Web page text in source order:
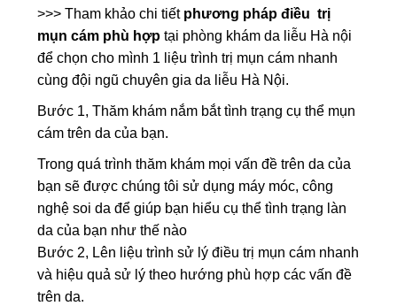
>>> Tham khảo chi tiết phương pháp điều trị
mụn cám phù hợp tại phòng khám da liễu Hà nội
để chọn cho mình 1 liệu trình trị mụn cám nhanh
cùng đội ngũ chuyên gia da liễu Hà Nội.
Bước 1, Thăm khám nắm bắt tình trạng cụ thể mụn
cám trên da của bạn.
Trong quá trình thăm khám mọi vấn đề trên da của
bạn sẽ được chúng tôi sử dụng máy móc, công
nghệ soi da để giúp bạn hiểu cụ thể tình trạng làn
da của bạn như thế nào
Bước 2, Lên liệu trình sử lý điều trị mụn cám nhanh
và hiệu quả sử lý theo hướng phù hợp các vấn đề
trên da.